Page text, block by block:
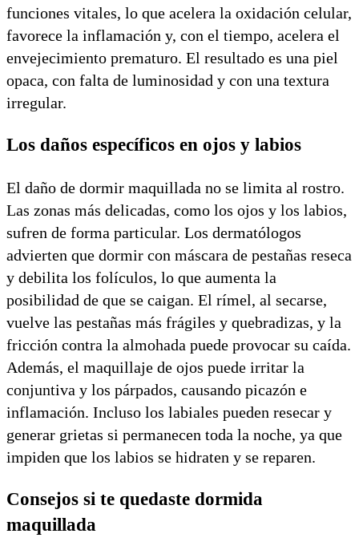
funciones vitales, lo que acelera la oxidación celular,
favorece la inflamación y, con el tiempo, acelera el
envejecimiento prematuro. El resultado es una piel
opaca, con falta de luminosidad y con una textura
irregular.
Los daños específicos en ojos y labios
El daño de dormir maquillada no se limita al rostro.
Las zonas más delicadas, como los ojos y los labios,
sufren de forma particular. Los dermatólogos
advierten que dormir con máscara de pestañas reseca
y debilita los folículos, lo que aumenta la
posibilidad de que se caigan. El rímel, al secarse,
vuelve las pestañas más frágiles y quebradizas, y la
fricción contra la almohada puede provocar su caída.
Además, el maquillaje de ojos puede irritar la
conjuntiva y los párpados, causando picazón e
inflamación. Incluso los labiales pueden resecar y
generar grietas si permanecen toda la noche, ya que
impiden que los labios se hidraten y se reparen.
Consejos si te quedaste dormida
maquillada